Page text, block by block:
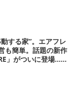
する家”。エアフレ
も簡単。話題の新作
」がついに登場…！